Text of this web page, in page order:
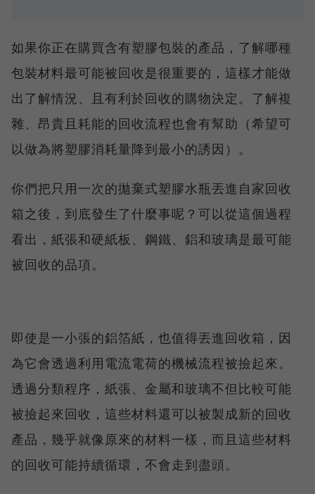
如果你正在購買含有塑膠包裝的產品，了解哪種
包裝材料最可能被回收是很重要的，這樣才能做
出了解情況、且有利於回收的購物決定。了解複
雜、昂貴且耗能的回收流程也會有幫助（希望可
以做為將塑膠消耗量降到最小的誘因）。
你們把只用一次的拋棄式塑膠水瓶丟進自家回收
箱之後，到底發生了什麼事呢？可以從這個過程
看出，紙張和硬紙板、鋼鐵、鋁和玻璃是最可能
被回收的品項。
即使是一小張的鋁箔紙，也值得丟進回收箱，因
為它會透過利用電流電荷的機械流程被撿起來。
透過分類程序，紙張、金屬和玻璃不但比較可能
被撿起來回收，這些材料還可以被製成新的回收
產品，幾乎就像原來的材料一樣，而且這些材料
的回收可能持續循環，不會走到盡頭。